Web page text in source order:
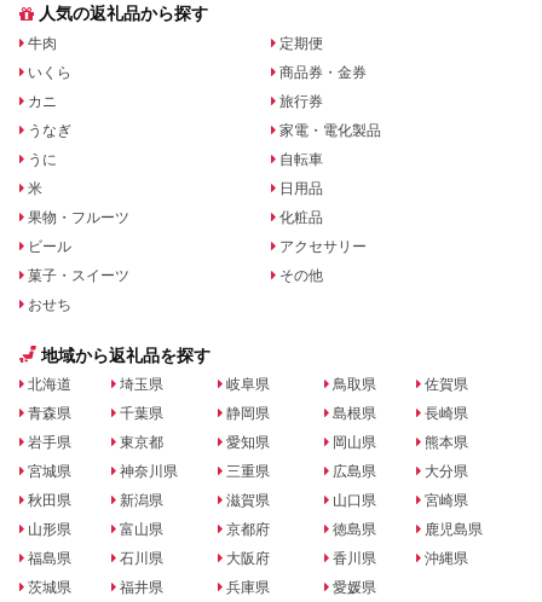
人気の返礼品から探す
牛肉
いくら
カニ
うなぎ
うに
米
果物・フルーツ
ビール
菓子・スイーツ
おせち
定期便
商品券・金券
旅行券
家電・電化製品
自転車
日用品
化粧品
アクセサリー
その他
地域から返礼品を探す
北海道
青森県
岩手県
宮城県
秋田県
山形県
福島県
茨城県
埼玉県
千葉県
東京都
神奈川県
新潟県
富山県
石川県
福井県
岐阜県
静岡県
愛知県
三重県
滋賀県
京都府
大阪府
兵庫県
鳥取県
島根県
岡山県
広島県
山口県
徳島県
香川県
愛媛県
佐賀県
長崎県
熊本県
大分県
宮崎県
鹿児島県
沖縄県